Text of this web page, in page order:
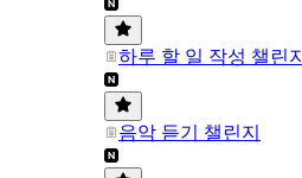
하루 할 일 작성 챌린지
음악 듣기 챌린지